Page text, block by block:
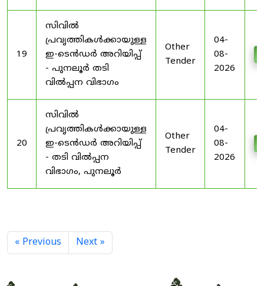
19
സിവിൽ
പ്രവൃത്തികൾക്കായുള്ള
ഇ-ടെൻഡർ അറിയിപ്പ്
- പുനലൂർ തടി
വിൽപ്പന വിഭാഗം
Other
Tender
04-
08-
2026
20
സിവിൽ
പ്രവൃത്തികൾക്കായുള്ള
ഇ-ടെൻഡർ അറിയിപ്പ്
- തടി വിൽപ്പന
വിഭാഗം, പുനലൂർ
Other
Tender
04-
08-
2026
« Previous Next »